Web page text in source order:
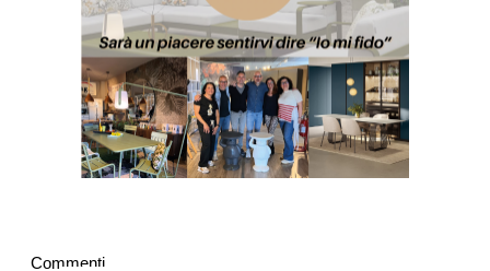
Commenti